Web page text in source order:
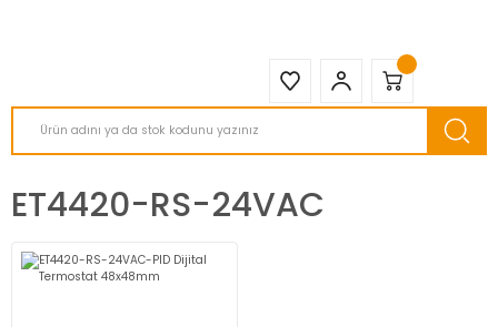
ET4420-RS-24VAC